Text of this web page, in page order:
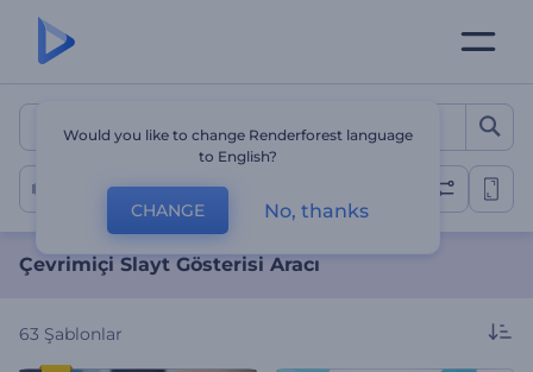
Çevrimiçi Slayt Gösterisi
Slayt Gösterileri
Çevrimiçi Slayt Gösterisi Aracı
63 Şablonlar
Would you like to change Renderforest language
to English?
CHANGE No, thanks